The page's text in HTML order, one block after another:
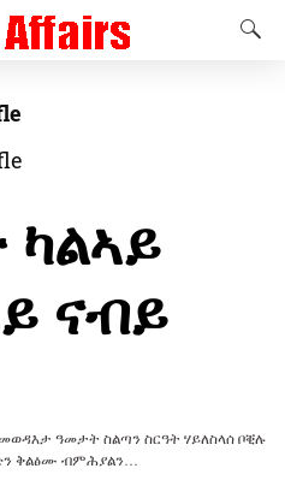
ናብይ
ዓመታት ስልጣን ስርዓት ሃይለስላሰ ቦቒሉ
ቅልፅሙ ብምሕያልን…